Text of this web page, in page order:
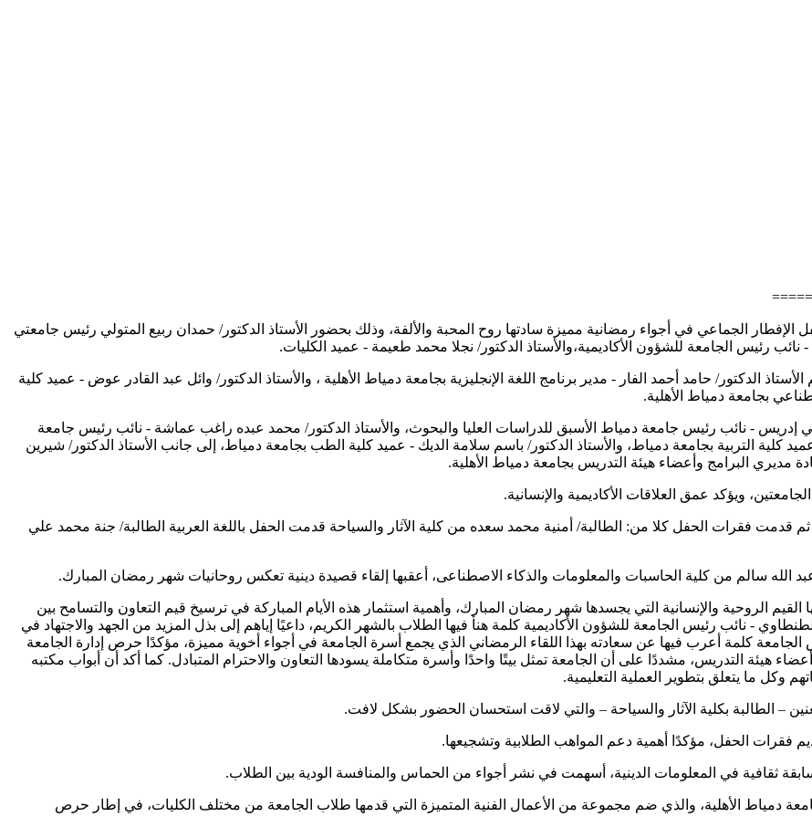
جامعة دمياط الأهلية، اليوم السبت الموافق 13 مارس 2026، حفل الإفطار الجماعي في أجواء رمضانية مميزة سادتها روح المحبة والألفة، وذلك بحضور الأستاذ الدكتور/ حمدان ربيع المتولي رئيس جامعتي
رئيس الجامعة للشؤون الأكاديمية،والأستاذ الدكتور/ نجلا محمد طعيمة - عميد الكليات.
الدكتور/ حامد أحمد الفار - مدير برنامج اللغة الإنجليزية بجامعة دمياط الأهلية ، والأستاذ الدكتور/ وائل عبد القادر عوض - عميد كلية
بجامعة دمياط الأهلية.
- نائب رئيس جامعة دمياط الأسبق للدراسات العليا والبحوث، والأستاذ الدكتور/ محمد عبده راغب عماشة - نائب رئيس جامعة
كلية التربية بجامعة دمياط، والأستاذ الدكتور/ باسم سلامة الديك - عميد كلية الطب بجامعة دمياط، إلى جانب الأستاذ الدكتور/ شيرين
مديري البرامج وأعضاء هيئة التدريس بجامعة دمياط الأهلية.
ويؤكد عمق العلاقات الأكاديمية والإنسانية.
فقرات الحفل كلا من: الطالبة/ أمنية محمد سعده من كلية الآثار والسياحة قدمت الحفل باللغة العربية الطالبة/ جنة محمد علي
الله سالم من كلية الحاسبات والمعلومات والذكاء الاصطناعى، أعقبها إلقاء قصيدة دينية تعكس روحانيات شهر رمضان المبارك.
الروحية والإنسانية التي يجسدها شهر رمضان المبارك، وأهمية استثمار هذه الأيام المباركة في ترسيخ قيم التعاون والتسامح بين
- نائب رئيس الجامعة للشؤون الأكاديمية كلمة هنأ فيها الطلاب بالشهر الكريم، داعيًا إياهم إلى بذل المزيد من الجهد والاجتهاد في
الجامعة كلمة أعرب فيها عن سعادته بهذا اللقاء الرمضاني الذي يجمع أسرة الجامعة في أجواء أخوية مميزة، مؤكدًا حرص إدارة الجامعة
هيئة التدريس، مشددًا على أن الجامعة تمثل بيتًا واحدًا وأسرة متكاملة يسودها التعاون والاحترام المتبادل. كما أكد أن أبواب مكتبه
وكل ما يتعلق بتطوير العملية التعليمية.
– الطالبة بكلية الآثار والسياحة – والتي لاقت استحسان الحضور بشكل لافت.
فقرات الحفل، مؤكدًا أهمية دعم المواهب الطلابية وتشجيعها.
ثقافية في المعلومات الدينية، أسهمت في نشر أجواء من الحماس والمنافسة الودية بين الطلاب.
دمياط الأهلية، والذي ضم مجموعة من الأعمال الفنية المتميزة التي قدمها طلاب الجامعة من مختلف الكليات، في إطار حرص